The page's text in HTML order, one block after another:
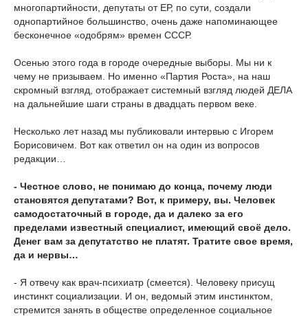
многопартийности, депутаты от ЕР, по сути, создали
однопартийное большинство, очень даже напоминающее
бесконечное «одобрям» времен СССР.
Осенью этого года в городе очередные выборы. Мы ни к
чему не призываем. Но именно «Партия Роста», на наш
скромный взгляд, отображает системный взгляд людей ДЕЛА
на дальнейшие шаги страны в двадцать первом веке.
Несколько лет назад мы публиковали интервью с Игорем
Борисовичем. Вот как ответил он на один из вопросов
редакции…
- Честное слово, не понимаю до конца, почему люди
становятся депутатами? Вот, к примеру, вы. Человек
самодостаточный в городе, да и далеко за его
пределами известный специалист, имеющий своё дело.
Денег вам за депутатство не платят. Тратите свое время,
да и нервы…
- Я отвечу как врач-психиатр (смеется). Человеку присущ
инстинкт социализации. И он, ведомый этим инстинктом,
стремится занять в обществе определенное социальное